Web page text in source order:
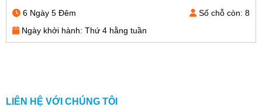
Số chỗ còn: 8
Ngày khởi hành: Hằng ngày
LIÊN HỆ VỚI CHÚNG TÔI